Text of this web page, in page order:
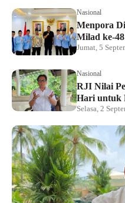
Nasional
Menpora
Milad ke-
Jumat, 5
Nasional
RJI Nilai
Hari untuk
Selasa, 2